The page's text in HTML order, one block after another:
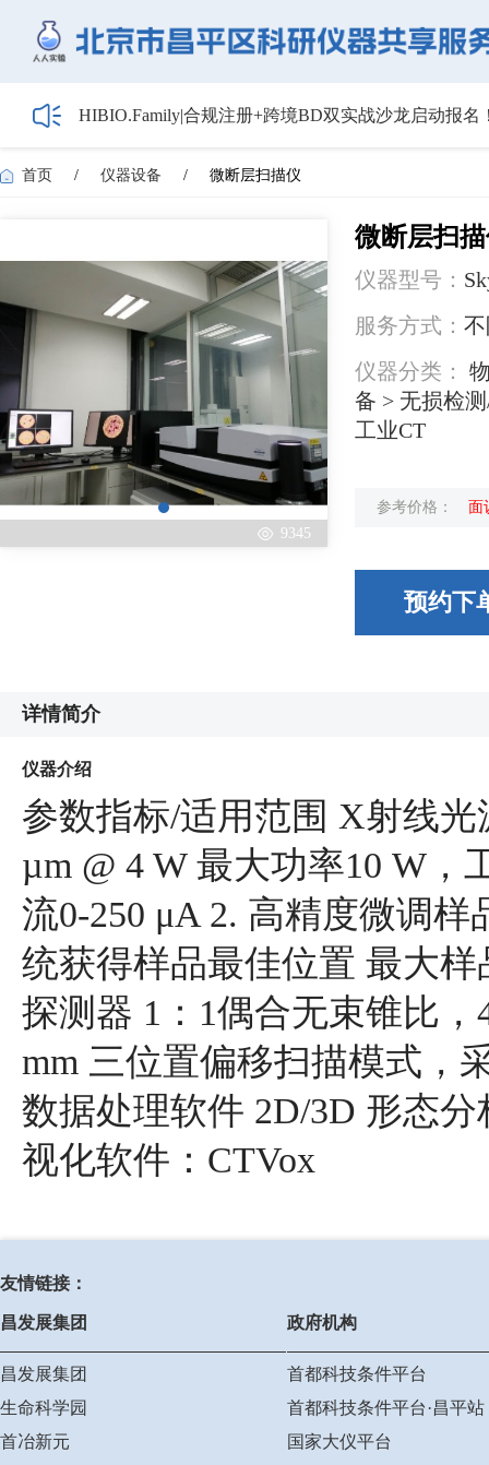
HIBIO.Family|合规注册+跨境BD双实战沙龙启动报名
【最新日程】2026年智慧电厂论坛议程首发！邀您4
关于召开2026年度昌平区高新技术企业培育工作会
首页 / 仪器设备 / 微断层扫描仪
9345
微断层扫
仪器型号：
服务方式：
仪器分类：
备 > 无损检
工业CT
参考价格： 面
预约下
详情简介
仪器介绍
参数指标/适用范围 X射线
µm @ 4 W 最大功率10 W，
流0-250 μA 2. 高精度微调
统获得样品最佳位置 最大样
探测器 1：1偶合无束锥比，
mm 三位置偏移扫描模式，
数据处理软件 2D/3D 形态
视化软件：CTVox
友情链接：
昌发展集团
昌发展集团
生命科学园
首冶新元
政府机构
首都科技条件平台
首都科技条件平台·昌平站
国家大仪平台